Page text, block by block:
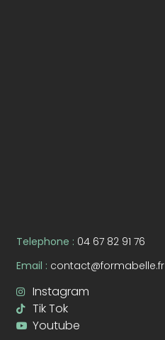
Telephone : 04 67 82 91 76
Email : contact@formabelle.fr
Instagram
Tik Tok
Youtube